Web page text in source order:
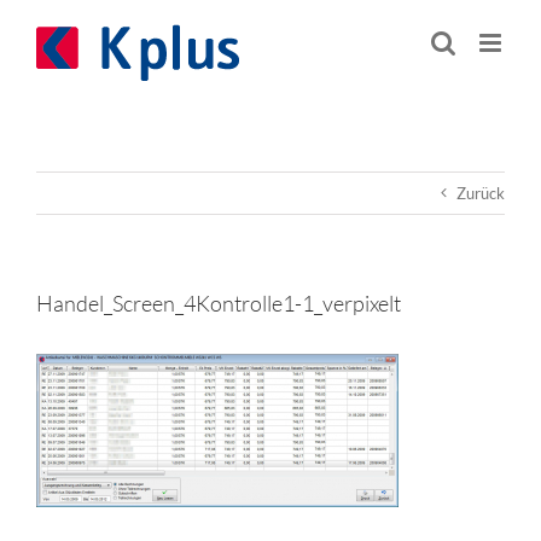
springen
Zurück
Handel_Screen_4Kontrolle1-1_verpixelt